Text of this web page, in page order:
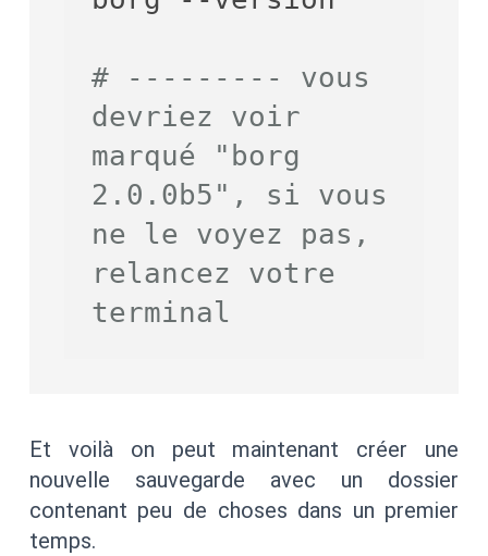
# --------- vous
devriez voir
marqué "borg
2.0.0b5", si vous
ne le voyez pas,
relancez votre
terminal
Et voilà on peut maintenant créer une
nouvelle sauvegarde avec un dossier
contenant peu de choses dans un premier
temps.